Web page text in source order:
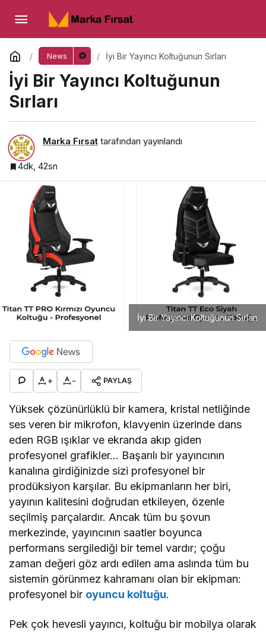
News İyi Bir Yayıncı Koltuğunun Sırları
İyi Bir Yayıncı Koltuğunun
Sırları
Marka Fırsat tarafından yayınlandı
4dk, 42sn
İyi Bir Yayıncı Koltuğunun Sırları
+ - PAYLAŞ
Yüksek çözünürlüklü bir kamera, kristal netliğinde
ses veren bir mikrofon, klavyenin üzerinde dans
eden RGB ışıklar ve ekranda akıp giden
profesyonel grafikler… Başarılı bir yayıncının
kanalına girdiğinizde sizi profesyonel bir
prodüksiyon karşılar. Bu ekipmanların her biri,
yayının kalitesini doğrudan etkileyen, özenle
seçilmiş parçalardır. Ancak tüm bu şovun
merkezinde, yayıncının saatler boyunca
performans sergilediği bir temel vardır; çoğu
zaman değeri göz ardı edilen ama aslında tüm bu
sistemin görünmez kahramanı olan bir ekipman:
profesyonel bir oyuncu koltuğu.
Pek çok hevesli yayıncı, koltuğu bir mobilya olarak
İyi Bir Yayıncı Koltuğunun Sırları
Yorum Yap